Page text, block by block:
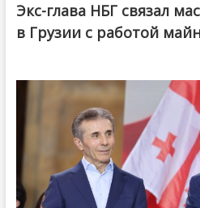
Экс-глава НБГ связал
в Грузии с работой